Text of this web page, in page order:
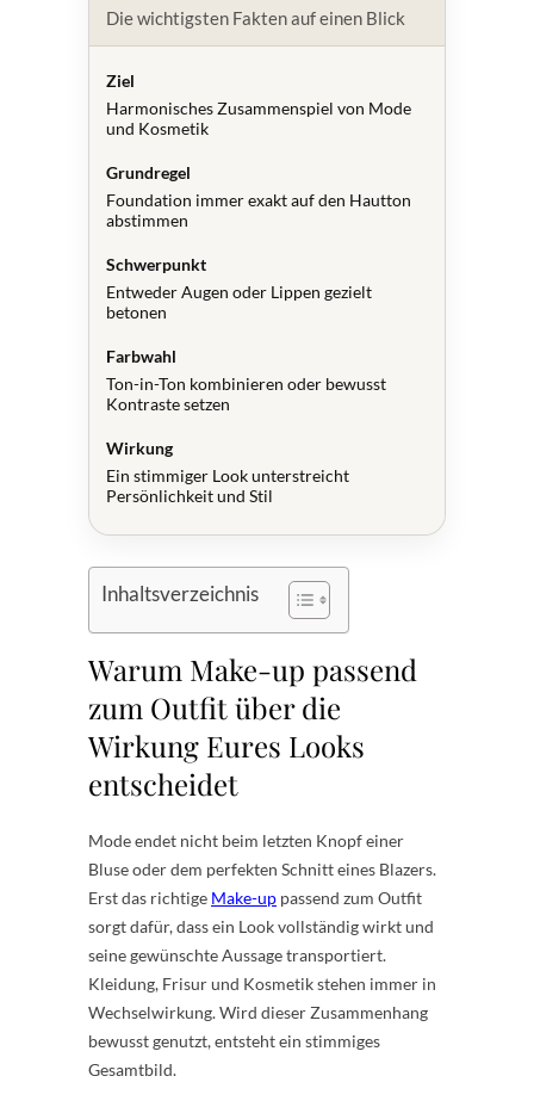
Die wichtigsten Fakten auf einen Blick
Ziel
Harmonisches Zusammenspiel von Mode
und Kosmetik
Grundregel
Foundation immer exakt auf den Hautton
abstimmen
Schwerpunkt
Entweder Augen oder Lippen gezielt
betonen
Farbwahl
Ton-in-Ton kombinieren oder bewusst
Kontraste setzen
Wirkung
Ein stimmiger Look unterstreicht
Persönlichkeit und Stil
Inhaltsverzeichnis
Warum Make-up passend
zum Outfit über die
Wirkung Eures Looks
entscheidet
Mode endet nicht beim letzten Knopf einer
Bluse oder dem perfekten Schnitt eines Blazers.
Erst das richtige Make-up passend zum Outfit
sorgt dafür, dass ein Look vollständig wirkt und
seine gewünschte Aussage transportiert.
Kleidung, Frisur und Kosmetik stehen immer in
Wechselwirkung. Wird dieser Zusammenhang
bewusst genutzt, entsteht ein stimmiges
Gesamtbild.